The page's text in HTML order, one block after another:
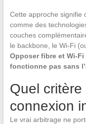
Cette approche signifie
comme des
couches
le backbone, le Wi-Fi
Opposer fibre et Wi-
fonctionne pas sans
Quel
connexion
Le vrai arbitrage ne